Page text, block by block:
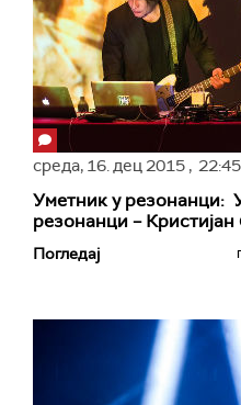
среда, 16. дец 2015 , 22:45
Уметник у резонанци:
резонанци –
Погледај